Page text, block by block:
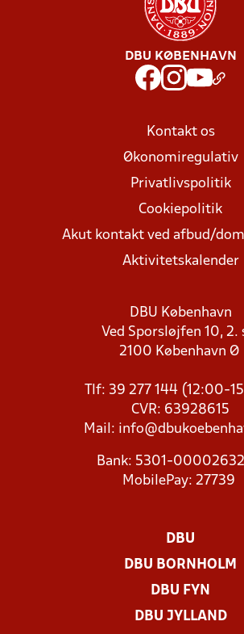
DBU KØBENHAVN
Kontakt os
Økonomiregulativ
Privatlivspolitik
Cookiepolitik
Akut kontakt ved afbud/
Aktivitetskalender
DBU København
Ved Sporsløjfen 10, 2.
2100 København Ø
Tlf: 39 277 144 (12:00-
CVR: 63928615
Mail:
Bank: 5301-
MobilePay: 27739
DBU
DBU BORNHOLM
DBU FYN
DBU JYLLAND